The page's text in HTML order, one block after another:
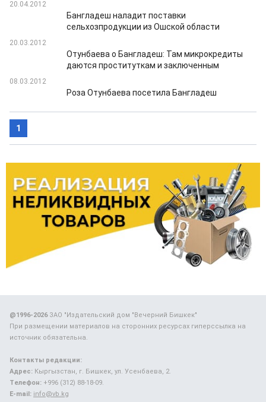
20.04.2012
Бангладеш наладит поставки
сельхозпродукции из Ошской области
20.03.2012
Отунбаева о Бангладеш: Там микрокредиты
даются проституткам и заключенным
08.03.2012
Роза Отунбаева посетила Бангладеш
1
@1996-2026ЗАО "Издательский дом "Вечерний Бишкек"
При размещении материалов на сторонних ресурсах гиперссылка на
источник обязательна.
Контакты редакции:
Адрес: Кыргызстан, г. Бишкек, ул. Усенбаева, 2.
Телефон: +996 (312) 88-18-09.
E-mail: info@vb.kg